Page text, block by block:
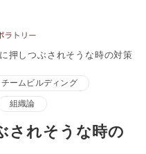
押しつぶされそうな時の対策
チームビルディング
組織論
されそうな時の